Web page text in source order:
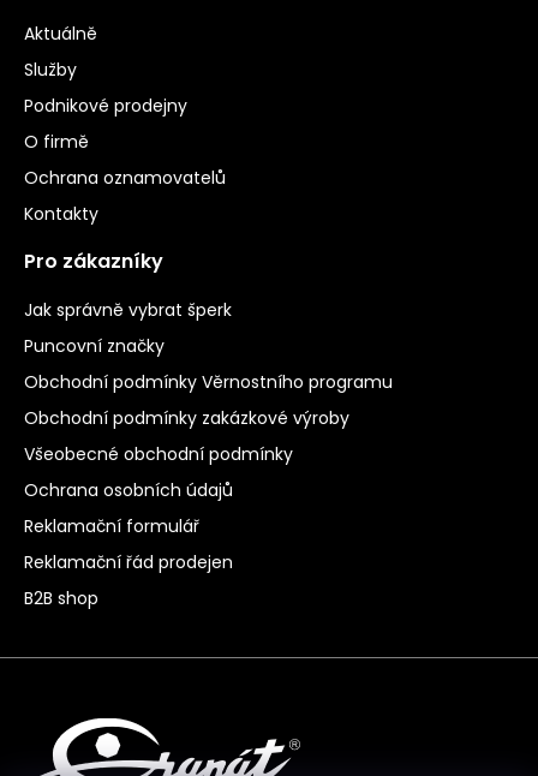
Aktuálně
Služby
Podnikové prodejny
O firmě
Ochrana oznamovatelů
Kontakty
Pro zákazníky
Jak správně vybrat šperk
Puncovní značky
Obchodní podmínky Věrnostního programu
Obchodní podmínky zakázkové výroby
Všeobecné obchodní podmínky
Ochrana osobních údajů
Reklamační formulář
Reklamační řád prodejen
B2B shop